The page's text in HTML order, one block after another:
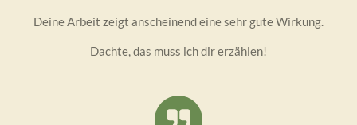
Deine Arbeit zeigt anscheinend eine sehr gute Wirkung.
Dachte, das muss ich dir erzählen!